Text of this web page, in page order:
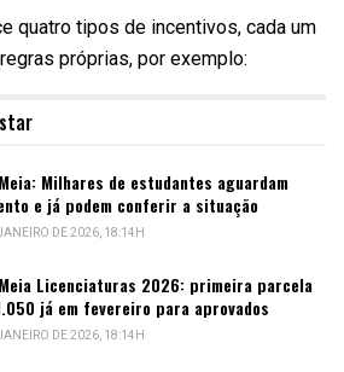
quatro tipos de incentivos, cada um
próprias, por exemplo:
Milhares de estudantes aguardam
e já podem conferir a situação
DE 2026, 18:14H
Licenciaturas 2026: primeira parcela
já em fevereiro para aprovados
DE 2026, 18:14H